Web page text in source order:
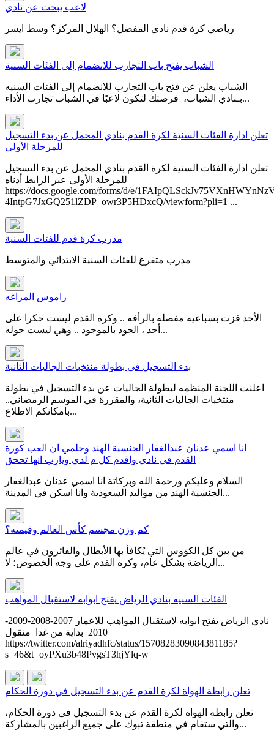
لاعب يبحث عن نادي
رياضي كرة قدم نادي المفضل؟ الهلال المركز؟ وسط ايسر
الشباب يفتح باب التجارب للانضمام إلى الفئات السنية
الشباب يعلن عن فتح باب التجارب للانضمام إلى الفئات السنيه
بـنادي الشباب، فرصتك لتكون لاعبًا في ⁧‫الشباب‬⁩ ‏تجارب الأداء...
تعلن ادارة الفئات السنية لكرة القدم بنادي المحمل عن بدء التسجيل
للمرحلة الأولى
تعلن ادارة الفئات السنية لكرة القدم بنادي المحمل عن بدء التسجيل
للمرحلة الأولى عبر الرابط أدناه​
https://docs.google.com/forms/d/e/
4IntpG7JxGQ251lZDP_owr3P5HDxcQ/viewform?pli=1 ...
مدرب كرة قدم للفئات السنية
راموس المراغه
الأحد فزت بسباعيه مفصله بالرأفه .. وكره القدم ليست حكرا على
أحد ، الجود بالموجود .. وهي ليست جوله...
بدء التسجيل في بطولة منتخبات الجاليات الثانية
اعلنت اللجنة المنظمه لبطولة الجاليات عن بدء التسجيل في بطولة
منتخبات الجاليات الثانية، والمقررة في الموسم الرمضاني..
بامكانكم الاطلاع...
انا اسمي عدنان عبدالغفار الجنسية الهند وحلمي ان العب كورة
القدم في نادي واقدم كل م لدي ويارب انها تححق
السلام وعليكم ورحمة الله وبركاتة انا اسمي عدنان عبدالغفار
الجنسية الهند من مواليد السعودية وانا اسكن في المدينة...
كم وزن مجسم كأس العالم وقيمته؟
من بين كل الكؤوس التي يُكافأ بها الأبطال والفائزون في عالم
الرياضة بشكل عام، وكرة القدم على وجه الخصوص؛ لا...
الفئات السنيه بنادي الرياض يفتح ابوابه لاستقبال المواهب
نادي الرياض يفتح ابوابه لاستقبال المواهب للاعمار 2007-2008-2009-
2010 بداية من غدا منقول
https://twitter.com/alriyadhfc/status/1570828309084381185?
s=46&t=oyPXu3b48PvgsT3hjYlq-w
تعلن رابطة الهواة لكرة القدم عن بدء التسجيل في دورة الحكام
تعلن رابطة الهواة لكرة القدم عن بدء التسجيل في دورة الحكام،
والتي ستقام في منطقة تبوك على جميع الراغبين بالمشاركة...